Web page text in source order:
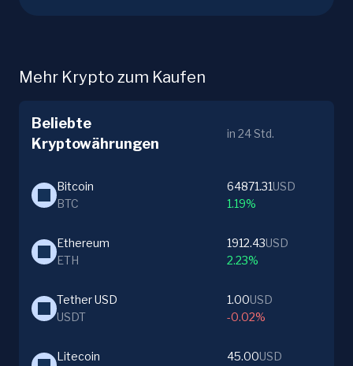
Mehr Krypto zum Kaufen
Beliebte
Kryptowährungen
in 24 Std.
Bitcoin
BTC
64871.31USD
1.19%
Ethereum
ETH
1912.43USD
2.23%
Tether USD
USDT
1.00USD
-0.02%
Litecoin
45.00USD